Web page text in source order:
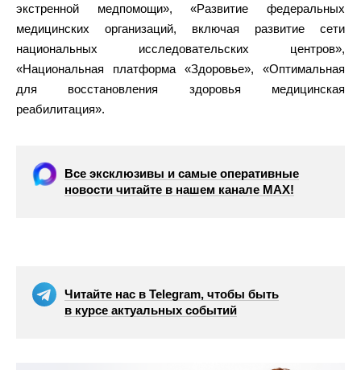
экстренной медпомощи», «Развитие федеральных
медицинских организаций, включая развитие сети
национальных исследовательских центров»,
«Национальная платформа «Здоровье», «Оптимальная
для восстановления здоровья медицинская
реабилитация».
Все эксклюзивы и самые оперативные
новости читайте в нашем канале МАХ!
Читайте нас в Telegram, чтобы быть
в курсе актуальных событий